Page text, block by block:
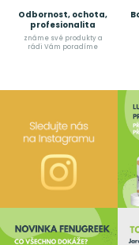
Odbornost, ochota,
profesionalita
známe své produkty a
rádi Vám poradíme